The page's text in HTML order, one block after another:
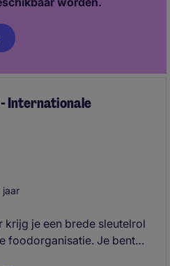
Internationale
krijg je een brede sleutelrol
foodorganisatie. Je bent